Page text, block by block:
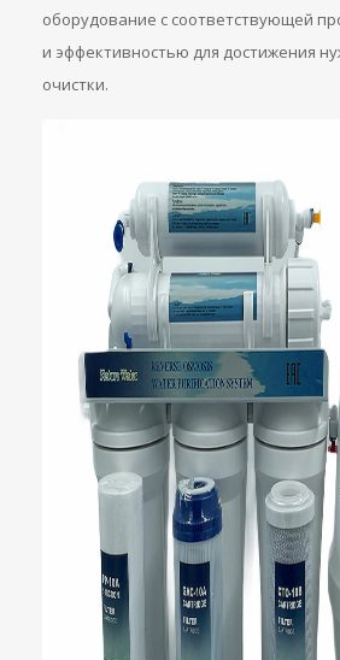
оборудование с соответствующей
и эффективностью для достижения
очистки.